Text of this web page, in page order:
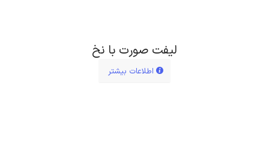
لیفت صورت با نخ
اطلاعات بیشتر